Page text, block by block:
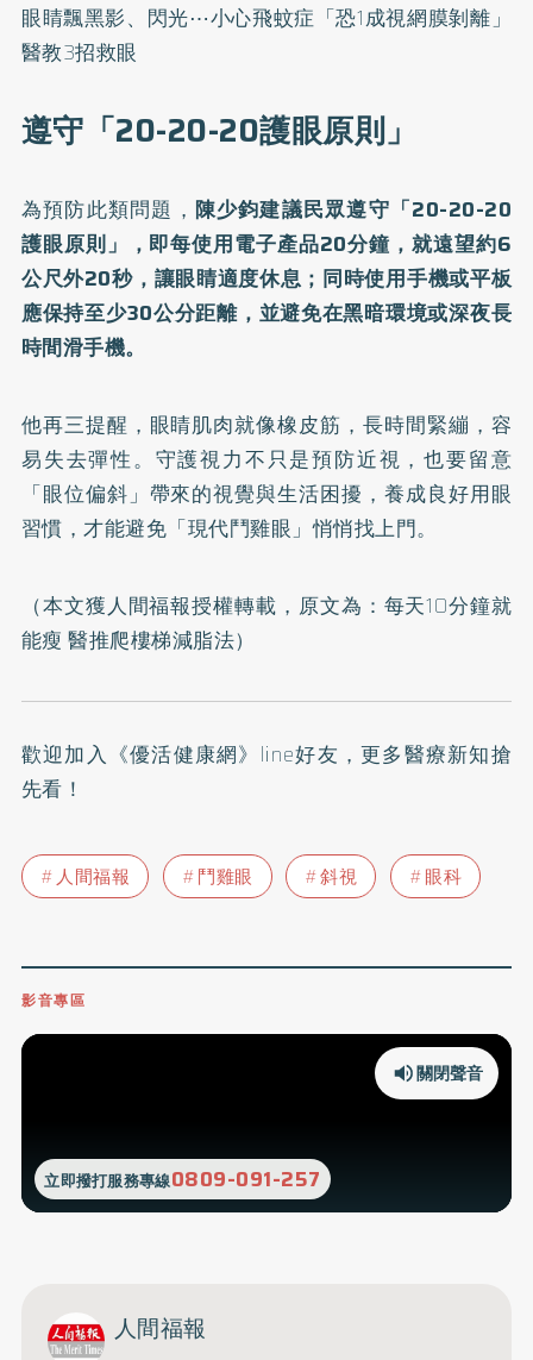
眼睛飄黑影、閃光⋯小心飛蚊症「恐1成視網膜剝離」
醫教3招救眼
遵守「20-20-20護眼原則」
為預防此類問題， 陳少鈞建議民眾遵守「20-20-20
護眼原則」，即每使用電子產品20分鐘，就遠望約6
公尺外20秒，讓眼睛適度休息；同時使用手機或平板
應保持至少30公分距離，並避免在黑暗環境或深夜長
時間滑手機。
他再三提醒，眼睛肌肉就像橡皮筋，長時間緊繃，容
易失去彈性。守護視力不只是預防近視，也要留意
「眼位偏斜」帶來的視覺與生活困擾，養成良好用眼
習慣，才能避免「現代鬥雞眼」悄悄找上門。
（本文獲人間福報授權轉載，原文為： 每天10分鐘就
能瘦 醫推爬樓梯減脂法）
歡迎加入 《優活健康網》line好友 ，更多醫療新知搶
先看！
人間福報 鬥雞眼 斜視 眼科
影音專區
立即撥打服務專線0809-091-257
關閉聲音
人間福報